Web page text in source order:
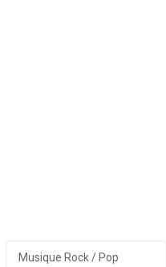
Musique Rock / Pop